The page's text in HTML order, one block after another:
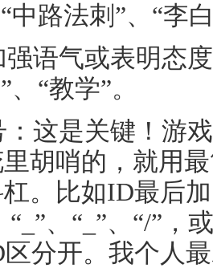
中路法刺”、“李
强语气或表明态
“教学”。
这是关键！游
胡哨的，就用
。比如ID最后加
“_”、“_”、“/”
分开。我个人